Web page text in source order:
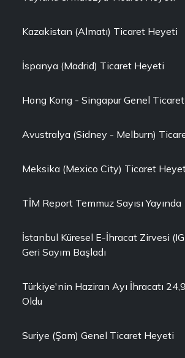
Kazakistan (Almatı) Ticaret Heyeti
İspanya (Madrid) Ticaret Heyeti
Hong Kong - Singapur Genel
Avustralya (Sidney - Melburn)
Meksika (Mexico City) Ticaret
TİM Report Temmuz Sayısı Yayında
İstanbul Küresel E-İhracat Zirvesi
Geri Sayım Başladı
Türkiye'nin Haziran Ayı İhracatı
Oldu
Suriye (Şam) Genel Ticaret Heyeti